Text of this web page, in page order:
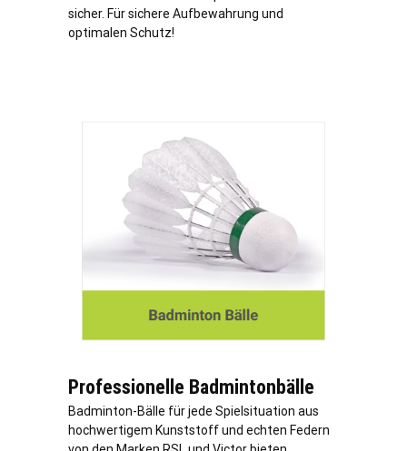
sicher. Für sichere Aufbewahrung und
optimalen Schutz!
Professionelle Badmintonbälle
Badminton-Bälle für jede Spielsituation aus
hochwertigem Kunststoff und echten Federn